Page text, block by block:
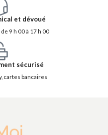
et dévoué
9 h 00 à 17 h 00
sécurisé
cartes bancaires